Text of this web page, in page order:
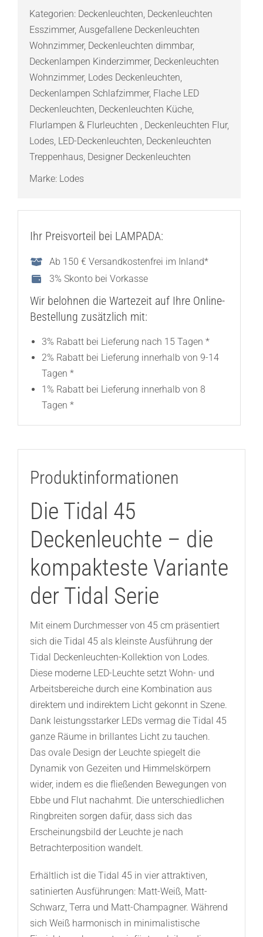
Menge
Kategorien: Deckenleuchten, Deckenleuchten
Esszimmer, Ausgefallene Deckenleuchten
Wohnzimmer, Deckenleuchten dimmbar,
Deckenlampen Kinderzimmer, Deckenleuchten
Wohnzimmer, Lodes Deckenleuchten,
Deckenlampen Schlafzimmer, Flache LED
Deckenleuchten, Deckenleuchten Küche,
Flurlampen & Flurleuchten , Deckenleuchten Flur,
Lodes, LED-Deckenleuchten, Deckenleuchten
Treppenhaus, Designer Deckenleuchten
Marke: Lodes
Ihr Preisvorteil bei LAMPADA:
Ab 150 € Versandkostenfrei im Inland*
3% Skonto bei Vorkasse
Wir belohnen die Wartezeit auf Ihre Online-
Bestellung zusätzlich mit:
3% Rabatt bei Lieferung nach 15 Tagen *
2% Rabatt bei Lieferung innerhalb von 9-14
Tagen *
1% Rabatt bei Lieferung innerhalb von 8
Tagen *
Produktinformationen
Die Tidal 45
Deckenleuchte – die
kompakteste Variante
der Tidal Serie
Mit einem Durchmesser von 45 cm präsentiert
sich die Tidal 45 als kleinste Ausführung der
Tidal Deckenleuchten-Kollektion von Lodes.
Diese moderne LED-Leuchte setzt Wohn- und
Arbeitsbereiche durch eine Kombination aus
direktem und indirektem Licht gekonnt in Szene.
Dank leistungsstarker LEDs vermag die Tidal 45
ganze Räume in brillantes Licht zu tauchen.
Das ovale Design der Leuchte spiegelt die
Dynamik von Gezeiten und Himmelskörpern
wider, indem es die fließenden Bewegungen von
Ebbe und Flut nachahmt. Die unterschiedlichen
Ringbreiten sorgen dafür, dass sich das
Erscheinungsbild der Leuchte je nach
Betrachterposition wandelt.
Erhältlich ist die Tidal 45 in vier attraktiven,
satinierten Ausführungen: Matt-Weiß, Matt-
Schwarz, Terra und Matt-Champagner. Während
sich Weiß harmonisch in minimalistische